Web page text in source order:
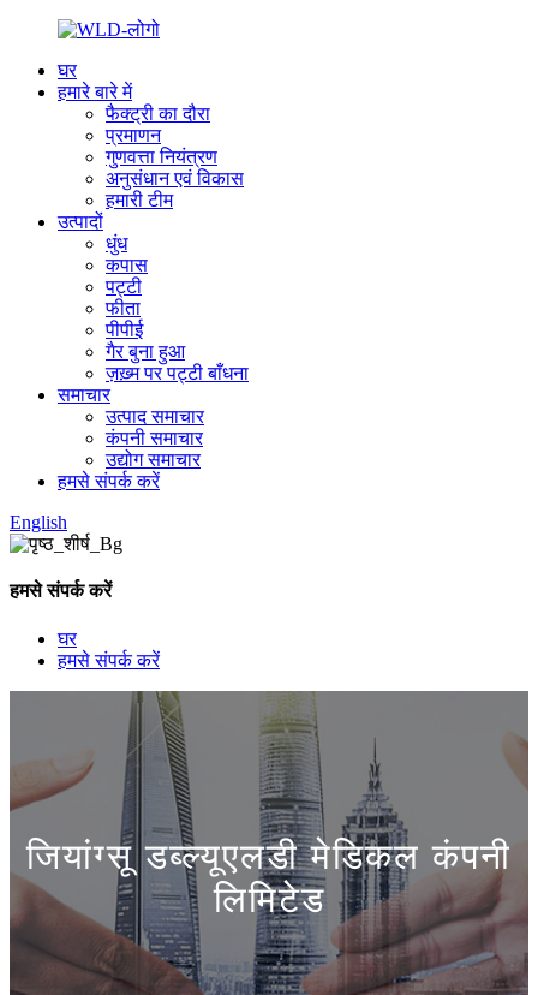
घर
हमारे बारे में
फैक्ट्री का दौरा
प्रमाणन
गुणवत्ता नियंत्रण
अनुसंधान एवं विकास
हमारी टीम
उत्पादों
धुंध
कपास
पट्टी
फीता
पीपीई
गैर बुना हुआ
ज़ख़्म पर पट्टी बाँधना
समाचार
उत्पाद समाचार
कंपनी समाचार
उद्योग समाचार
हमसे संपर्क करें
English
हमसे संपर्क करें
घर
हमसे संपर्क करें
जियांग्सू डब्ल्यूएलडी मेडिकल कंपनी
लिमिटेड